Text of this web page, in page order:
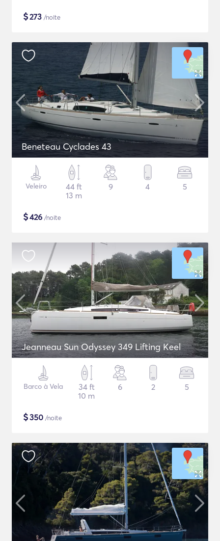
$273 /noite
Beneteau Cyclades 43
Veleiro
44 ft
13 m
9 4 5
$426 /noite
Jeanneau Sun Odyssey 349 Lifting Keel
Barco à Vela
34 ft
10 m
6 2 5
$350 /noite